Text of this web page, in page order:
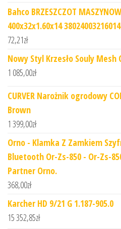
Bahco BRZESZCZOT
400x32x1.60x14 38024003216014
72,21zł
Nowy Styl Krzesło Souly Mesh
1 085,00zł
CURVER Narożnik ogrodowy
Brown
1 399,00zł
Orno - Klamka Z Zamkiem
Bluetooth Or-Zs-850 - Or-Zs-
Partner Orno.
368,00zł
Karcher HD 9/21 G 1.187-905.0
15 352,85zł